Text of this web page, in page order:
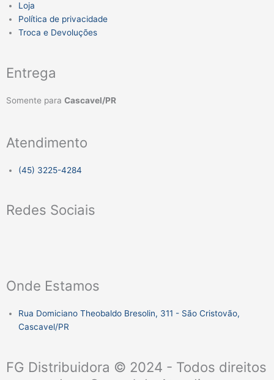
Loja
Política de privacidade
Troca e Devoluções
Entrega
Somente para Cascavel/PR
Atendimento
(45) 3225-4284
Redes Sociais
a
c
e
b
n
s
t
a
Onde Estamos
Rua Domiciano Theobaldo Bresolin, 311 - São Cristovão,
Cascavel/PR
FG Distribuidora © 2024 - Todos direitos